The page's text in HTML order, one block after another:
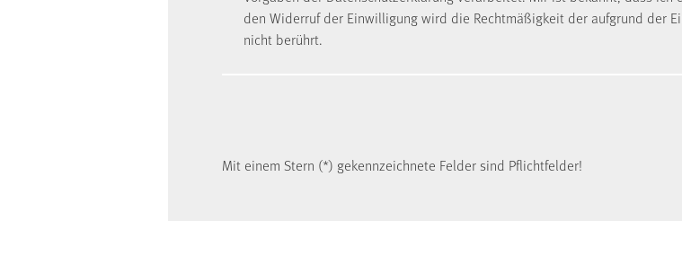
den Widerruf der Einwilligung wird die Rechtmäßigkeit der aufgrund der
nicht berührt.
Mit einem Stern (*) gekennzeichnete Felder sind Pflichtfelder!